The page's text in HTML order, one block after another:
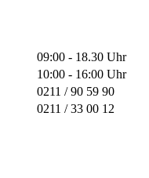
09:00 - 18.30 Uhr
10:00 - 16:00 Uhr
0211 / 90 59 90
0211 / 33 00 12